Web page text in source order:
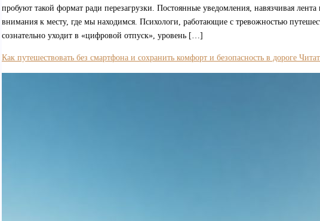
пробуют такой формат ради перезагрузки. Постоянные уведомления, навязчивая
внимания к месту, где мы находимся. Психологи, работающие с тревожностью
сознательно уходит в «цифровой отпуск», уровень […]
Как путешествовать без смартфона и сохранить комфорт и безопасность в дороге